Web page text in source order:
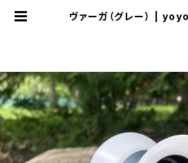
ヴァーガ（グレー） |